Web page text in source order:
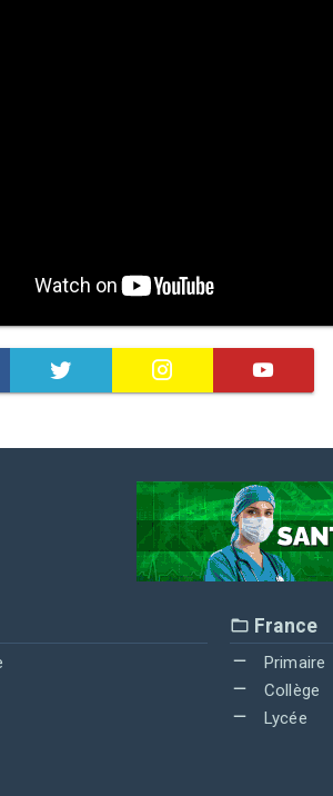
France
Primaire
Collège
Lycée